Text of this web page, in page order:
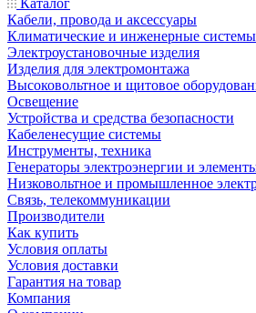
Каталог
Кабели, провода и аксессуары
Климатические и инженерные системы
Электроустановочные изделия
Изделия для электромонтажа
Высоковольтное и щитовое
Освещение
Устройства и средства безопасности
Кабеленесущие системы
Инструменты, техника
Генераторы электроэнергии и
Низковольтное и промышленное
Связь, телекоммуникации
Производители
Как купить
Условия оплаты
Условия доставки
Гарантия на товар
Компания